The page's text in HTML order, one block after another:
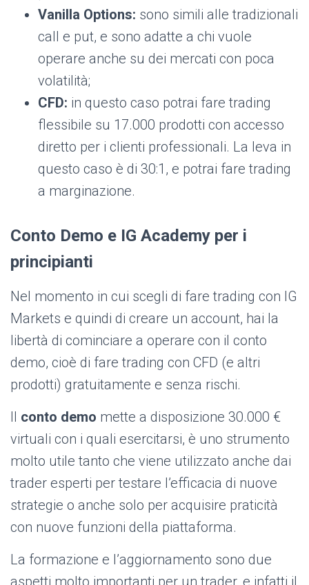
Vanilla Options: sono simili alle tradizionali
call e put, e sono adatte a chi vuole
operare anche su dei mercati con poca
volatilità;
CFD: in questo caso potrai fare trading
flessibile su 17.000 prodotti con accesso
diretto per i clienti professionali. La leva in
questo caso è di 30:1, e potrai fare trading
a marginazione.
Conto Demo e IG Academy per i
principianti
Nel momento in cui scegli di fare trading con IG
Markets e quindi di creare un account, hai la
libertà di cominciare a operare con il conto
demo, cioè di fare trading con CFD (e altri
prodotti) gratuitamente e senza rischi.
Il conto demo mette a disposizione 30.000 €
virtuali con i quali esercitarsi, è uno strumento
molto utile tanto che viene utilizzato anche dai
trader esperti per testare l’efficacia di nuove
strategie o anche solo per acquisire praticità
con nuove funzioni della piattaforma.
La formazione e l’aggiornamento sono due